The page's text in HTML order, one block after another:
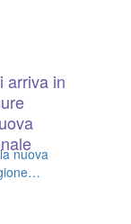
arriva in
nuova